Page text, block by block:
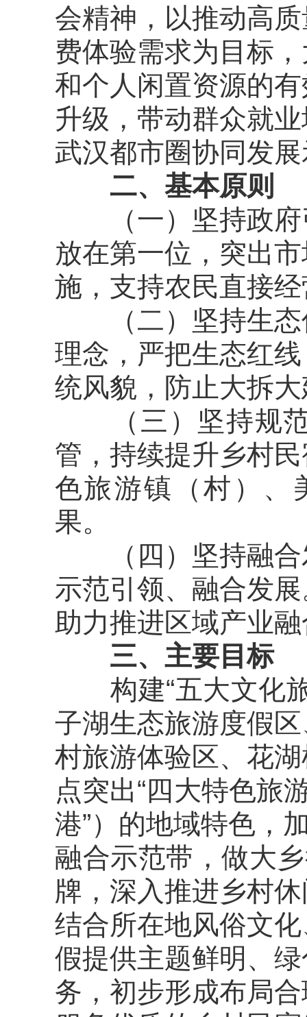
会精神 ，以推动高
费体验需求为目标
和个人闲置资源的
升级，带动群众就
武汉都市圈协同发
二、基本原则
（一）坚持政
放在第一位，突出
施，支持农民直接
（二）坚持生
理念，严把生态红
统风貌，防止大拆
（三）坚持规
管，持续提升乡村
色旅游镇（村）、
果。
（四）坚持融
示范引领、融合发
助力推进区域产业
三、主要目标
构建“五大文化
子湖生态旅游度假区
村旅游体验区、 花
点突出“四大特色旅
港”）的地域特色 ，
融合示范带，做大
牌 ， 深入推进乡村
结合所在地风俗文
假提供主题鲜明、
务，初步形成布局